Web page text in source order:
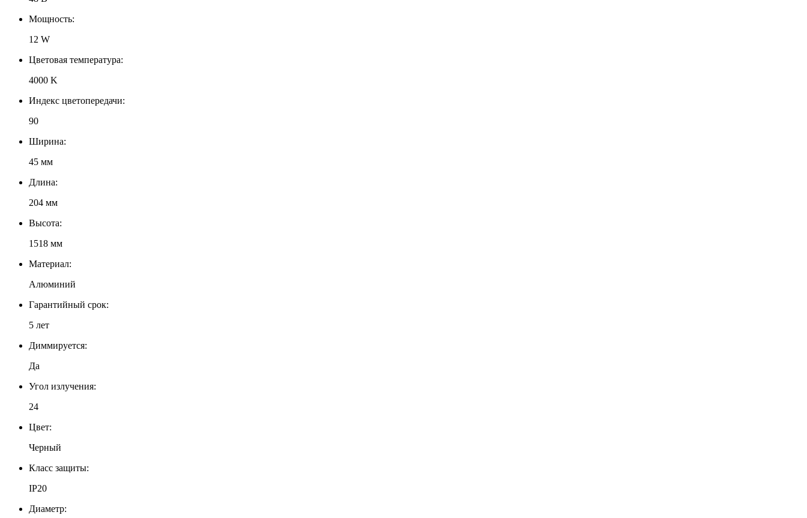
Мощность:
12 W
Цветовая температура:
4000 K
Индекс цветопередачи:
90
Ширина:
45 мм
Длина:
204 мм
Высота:
1518 мм
Материал:
Алюминий
Гарантийный срок:
5 лет
Диммируется:
Да
Угол излучения:
24
Цвет:
Черный
Класс защиты:
IP20
Диаметр: